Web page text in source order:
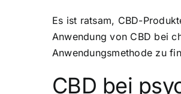
Es ist ratsam, CBD-
Anwendung von CBD bei
Anwendungsmethode zu
CBD bei